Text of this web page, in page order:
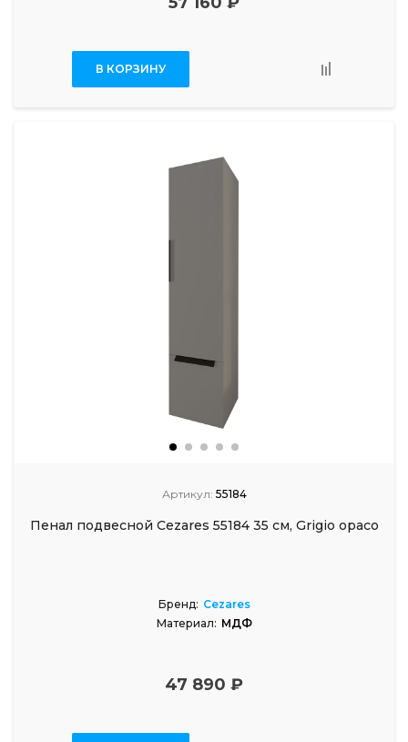
В КОРЗИНУ
Артикул: 55184
Пенал подвесной Cezares 55184 35 см, Grigio opaco
Бренд: Cezares
Материал: МДФ
47 890 ₽